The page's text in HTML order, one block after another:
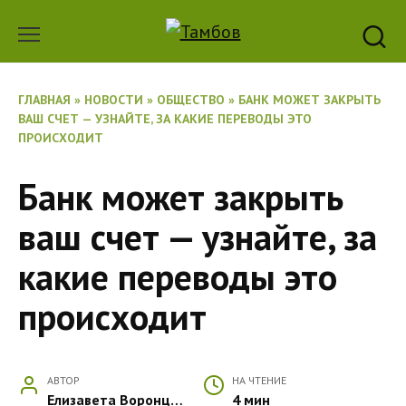
содержанию
ГЛАВНАЯ » НОВОСТИ » ОБЩЕСТВО » БАНК МОЖЕТ ЗАКРЫТЬ
ВАШ СЧЕТ — УЗНАЙТЕ, ЗА КАКИЕ ПЕРЕВОДЫ ЭТО
ПРОИСХОДИТ
Банк может закрыть
ваш счет — узнайте, за
какие переводы это
происходит
АВТОР
Елизавета Воронцова
НА ЧТЕНИЕ
4 мин